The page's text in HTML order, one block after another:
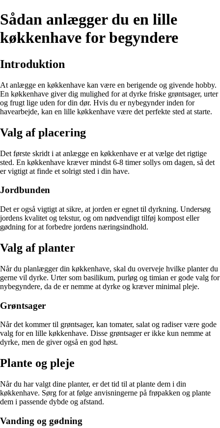
Sådan anlægger du en lille
køkkenhave for begyndere
Introduktion
At anlægge en køkkenhave kan være en berigende og givende hobby.
En køkkenhave giver dig mulighed for at dyrke friske grøntsager, urter
og frugt lige uden for din dør. Hvis du er nybegynder inden for
havearbejde, kan en lille køkkenhave være det perfekte sted at starte.
Valg af placering
Det første skridt i at anlægge en køkkenhave er at vælge det rigtige
sted. En køkkenhave kræver mindst 6-8 timer sollys om dagen, så det
er vigtigt at finde et solrigt sted i din have.
Jordbunden
Det er også vigtigt at sikre, at jorden er egnet til dyrkning. Undersøg
jordens kvalitet og tekstur, og om nødvendigt tilføj kompost eller
gødning for at forbedre jordens næringsindhold.
Valg af planter
Når du planlægger din køkkenhave, skal du overveje hvilke planter du
gerne vil dyrke. Urter som basilikum, purløg og timian er gode valg for
nybegyndere, da de er nemme at dyrke og kræver minimal pleje.
Grøntsager
Når det kommer til grøntsager, kan tomater, salat og radiser være gode
valg for en lille køkkenhave. Disse grøntsager er ikke kun nemme at
dyrke, men de giver også en god høst.
Plante og pleje
Når du har valgt dine planter, er det tid til at plante dem i din
køkkenhave. Sørg for at følge anvisningerne på frøpakken og plante
dem i passende dybde og afstand.
Vanding og gødning